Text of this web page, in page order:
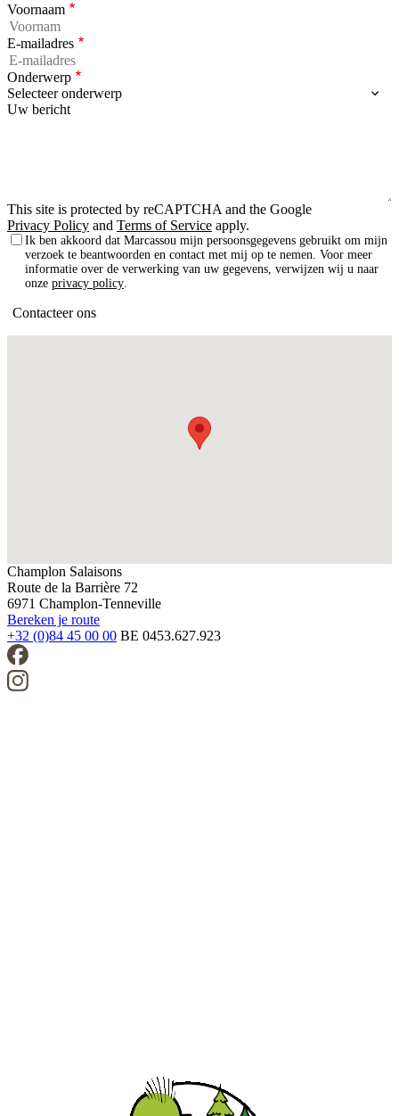
Voornaam
E-mailadres
Onderwerp
Uw bericht
This site is protected by reCAPTCHA and the Google
Privacy Policy and Terms of Service apply.
Ik ben akkoord dat Marcassou mijn persoonsgegevens gebruikt om mijn
verzoek te beantwoorden en contact met mij op te nemen. Voor meer
informatie over de verwerking van uw gegevens, verwijzen wij u naar
onze privacy policy
Champlon Salaisons
Route de la Barrière 72
6971 Champlon-Tenneville
Bereken je route
+32 (0)84 45 00 00 BE 0453.627.923